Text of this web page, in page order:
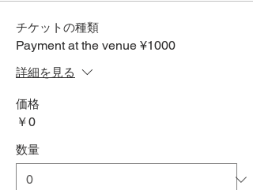
チケットの種類
Payment at the venue ¥1000
詳細を見る
価格
￥0
数量